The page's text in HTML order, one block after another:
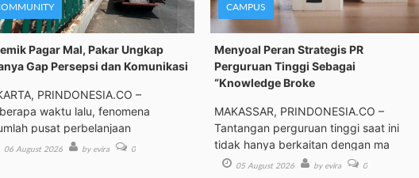
Pagar Mal, Pakar Ungkap
Gap Persepsi dan Komunikasi
PRINDONESIA.CO –
waktu lalu, fenomena
pusat perbelanjaan
06 August 2026 by evira 0
CAMPUS
Menyoal Peran Strategis PR
Perguruan Tinggi Sebagai
“Knowledge Broke
MAKASSAR, PRINDONESIA.CO –
Tantangan perguruan tinggi saat ini
tidak hanya berkaitan dengan ma
05 August 2026 by evira 0